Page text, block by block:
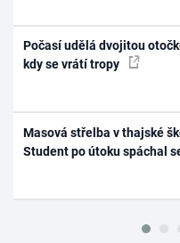
Počasí udělá dvojitou
kdy se vrátí tropy
Masová střelba v thajské
Student po útoku spáchal